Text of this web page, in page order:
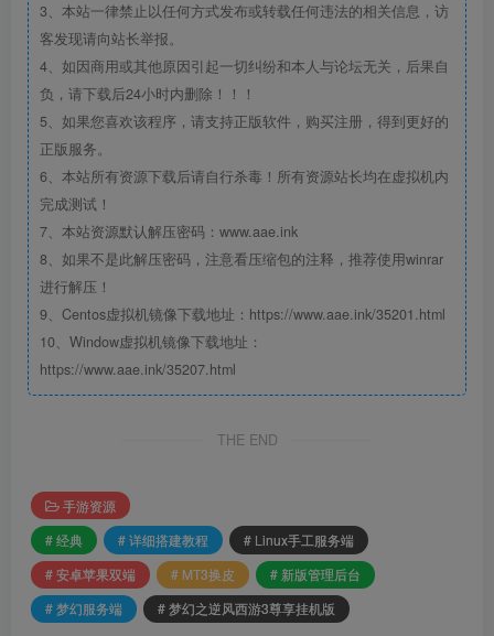
3、本站一律禁止以任何方式发布或转载任何违法的相关信息，访
客发现请向站长举报。
4、如因商用或其他原因引起一切纠纷和本人与论坛无关，后果自
负，请下载后24小时内删除！！！
5、如果您喜欢该程序，请支持正版软件，购买注册，得到更好的
正版服务。
6、本站所有资源下载后请自行杀毒！所有资源站长均在虚拟机内
完成测试！
7、本站资源默认解压密码：www.aae.ink
8、如果不是此解压密码，注意看压缩包的注释，推荐使用winrar
进行解压！
9、Centos虚拟机镜像下载地址：https://www.aae.ink/35201.html
10、Window虚拟机镜像下载地址：
https://www.aae.ink/35207.html
THE END
手游资源
# 经典
# 详细搭建教程
# Linux手工服务端
# 安卓苹果双端
# MT3换皮
# 新版管理后台
# 梦幻服务端
# 梦幻之逆风西游3尊享挂机版